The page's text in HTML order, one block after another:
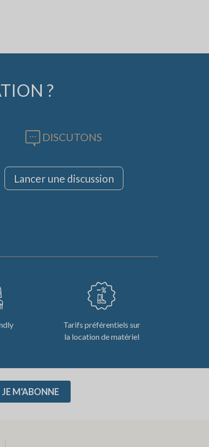
?
DISCUTONS
Lancer une discussion
Tarifs préférentiels sur
la location de matériel
JE M'ABONNE